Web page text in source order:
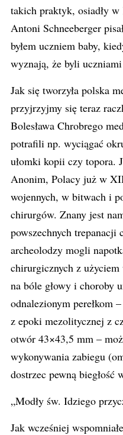
takich praktyk, osiadły
Antoni Schneeberger
byłem uczniem baby,
wyznają, że byli
Jak się tworzyła polska
przyjrzyjmy się teraz
Bolesława Chrobrego
potrafili np. wyciągać
ułomki kopii czy topora.
Anonim, Polacy już w
wojennych, w bitwach i
chirurgów. Znany jest
powszechnych trepanacji
archeolodzy mogli
chirurgicznych z użyciem
na bóle głowy i choroby
odnalezionym perełkom
z epoki mezolitycznej z
otwór 43×43,5 mm –
wykonywania zabiegu
dostrzec pewną biegłość
„Modły św. Idziego
Jak wcześniej